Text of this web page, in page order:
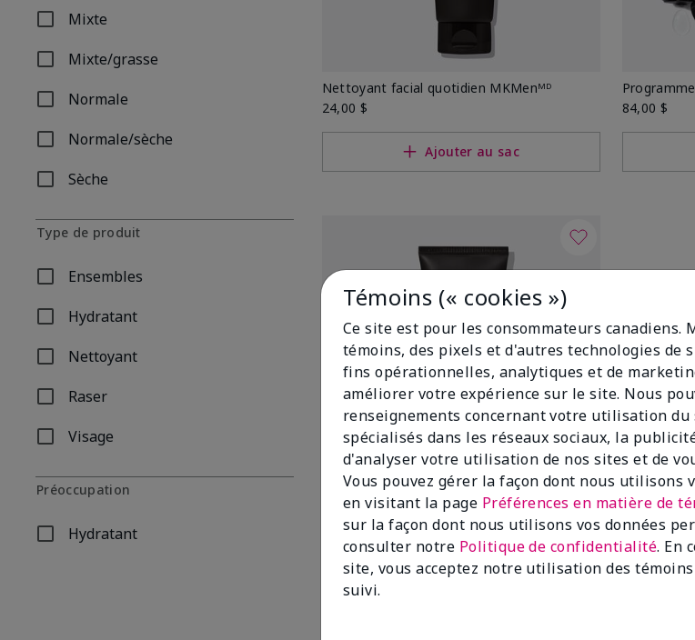
Mixte
Affiner par Type de peau: Mixte
Mixte/grasse
Affiner par Type de peau: Mixte/grasse
Normale
Affiner par Type de peau: Normale
Normale/sèche
Affiner par Type de peau: Normale/sèche
Sèche
Affiner par Type de peau: Sèche
Type de produit
Ensembles
Affiner par Type de produit: Ensembles
Hydratant
Affiner par Type de produit: Hydratant
Nettoyant
Affiner par Type de produit: Nettoyant
Raser
Affiner par Type de produit: Raser
Visage
Affiner par Type de produit: Visage
Préoccupation
Hydratant
Affiner par Préoccupation: Hydratant
Nettoyant facial quotidien MKMenᴹᴰ
24,00 $
Ajouter au sac
84,00 $
Hydratant ultime MKMenᴹᴰ
36,00 $
Ajouter au sac
Témoins (« cookies »)
Ce site est pour les consommateurs canadiens.
témoins, des pixels et d'autres technologies de
fins opérationnelles, analytiques et de
améliorer votre expérience sur le site. Nous
renseignements concernant votre utilisation
spécialisés dans les réseaux sociaux, la
d'analyser votre utilisation de nos sites et de
Vous pouvez gérer la façon dont nous utilisons
en visitant la page Préférences en matière de
sur la façon dont nous utilisons vos données
consulter notre Politique de confidentialité. En
site, vous acceptez notre utilisation des
suivi.